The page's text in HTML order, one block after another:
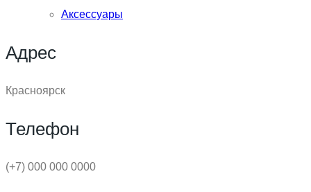
Аксессуары
Адрес
Красноярск
Телефон
(+7) 000 000 0000